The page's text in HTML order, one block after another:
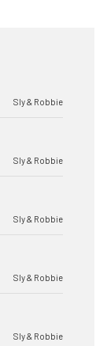
Sly & Robbie
Sly & Robbie
Sly & Robbie
Sly & Robbie
Sly & Robbie